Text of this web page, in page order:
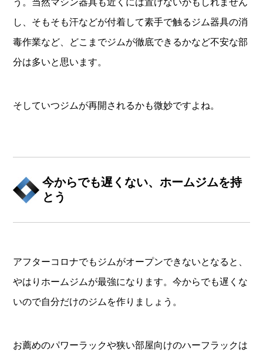
し、そもそも汗などが付着して素手で触るジム器具の消
毒作業など、どこまでジムが徹底できるかなど不安な部
分は多いと思います。
そしていつジムが再開されるかも微妙ですよね。
今からでも遅くない、ホームジムを持
とう
アフターコロナでもジムがオープンできないとなると、
やはりホームジムが最強になります。今からでも遅くな
いので自分だけのジムを作りましょう。
お薦めのパワーラックや狭い部屋向けのハーフラックは